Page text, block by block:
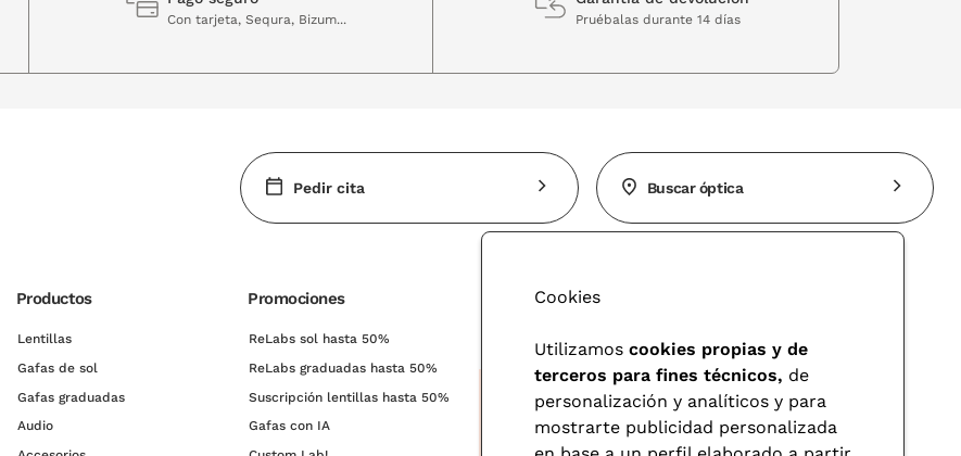
Con tarjeta, Sequra, Bizum... Pruébalas durante 14 días
Pedir cita Buscar óptica
Productos
Lentillas
Gafas de sol
Gafas graduadas
Audio
Promociones
ReLabs sol hasta 50%
ReLabs graduadas hasta 50%
Suscripción lentillas hasta 50%
Gafas con IA
Cookies
Utilizamos cookies propias y de
terceros para fines técnicos, de
personalización y analíticos y para
mostrarte publicidad personalizada